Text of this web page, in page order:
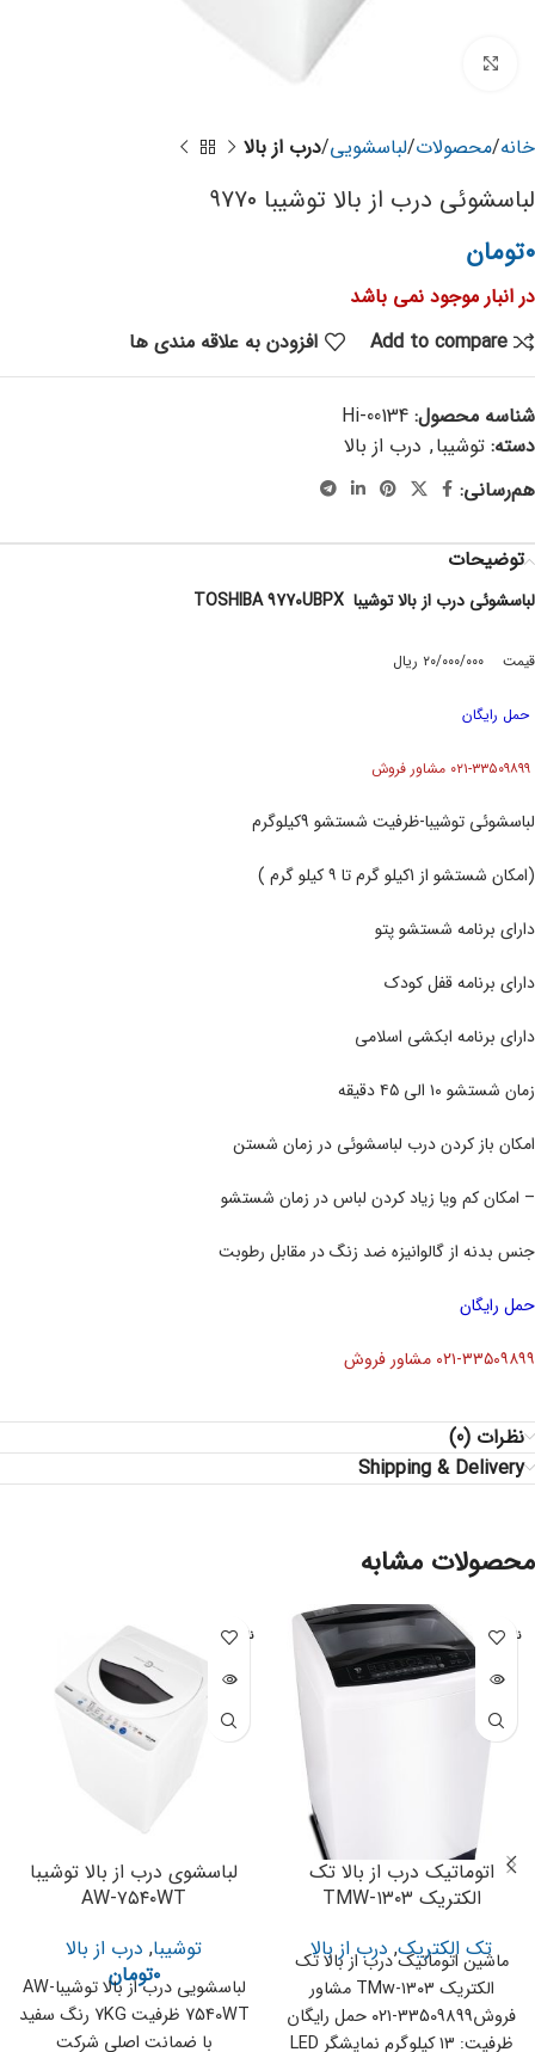
برای بزرگنمایی کلیک کنید
خانه محصولات لباسشویی درب از بالا
لباسشوئی درب از بالا توشیبا ۹۷۷۰
۰تومان
در انبار موجود نمی باشد
Add to compare
افزودن به علاقه مندی ها
شناسه محصول: Hi-00134
دسته: توشیبا, درب از بالا
هم‌رسانی:
توضیحات
لباسشوئی درب از بالا توشیبا TOSHIBA 9770UBPX
قیمت ۲۰/۰۰۰/۰۰۰ ریال
حمل رایگان
لباسشوئی توشیبا-ظرفیت شستشو 9کیلوگرم
(امکان شستشو از 1کیلو گرم تا ۹ کیلو گرم )
دارای برنامه شستشو پتو
دارای برنامه قفل کودک
دارای برنامه ابکشی اسلامی
زمان شستشو ۱۰ الی ۴۵ دقیقه
امکان باز کردن درب لباسشوئی در زمان شستن
– امکان کم ویا زیاد کردن لباس در زمان شستشو
جنس بدنه از گالوانیزه ضد زنگ در مقابل رطوبت
حمل رایگان
۰۲۱-۳۳۵۰۹۸۹۹ مشاور فروش
نظرات (0)
Shipping & Delivery
محصولات مشابه
ناموجود
اتوماتیک درب از بالا تک
الکتریک TMW-۱۳۰۳
تک الکتریک, درب از بالا
ماشین اتوماتیک درب از بالا تک
الکتریک TMw-۱۳۰۳ مشاور
فروش33509899-۰۲۱ حمل رایگان
ظرفیت: ۱۳ کیلوگرم نمایشگر LED
ناموجود
لباسشوی درب از بالا توشیبا
AW-۷۵۴۰WT
توشیبا, درب از بالا
۰تومان
لباسشویی درب از بالا توشیباAW-
7540WT ظرفیت 7KG رنگ سفید
با ضمانت اصلی شرکت